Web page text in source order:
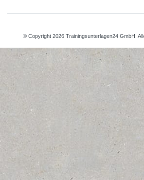
© Copyright 2026 Trainingsunterlagen24 GmbH.